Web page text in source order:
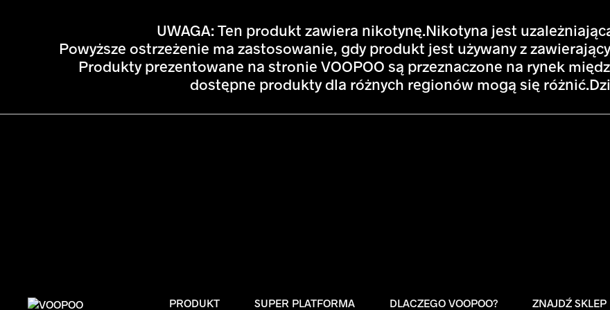
UWAGA: Ten produkt zawiera nikotynę.Nikotyna jest
Powyższe ostrzeżenie ma zastosowanie, gdy produkt jest używany z
Produkty prezentowane na stronie VOOPOO są przeznaczone na rynek
dostępne produkty dla różnych regionów mogą się
PRODUKT SUPER PLATFORMA DLACZEGO VOOPOO? ZNAJDŹ SKLEP